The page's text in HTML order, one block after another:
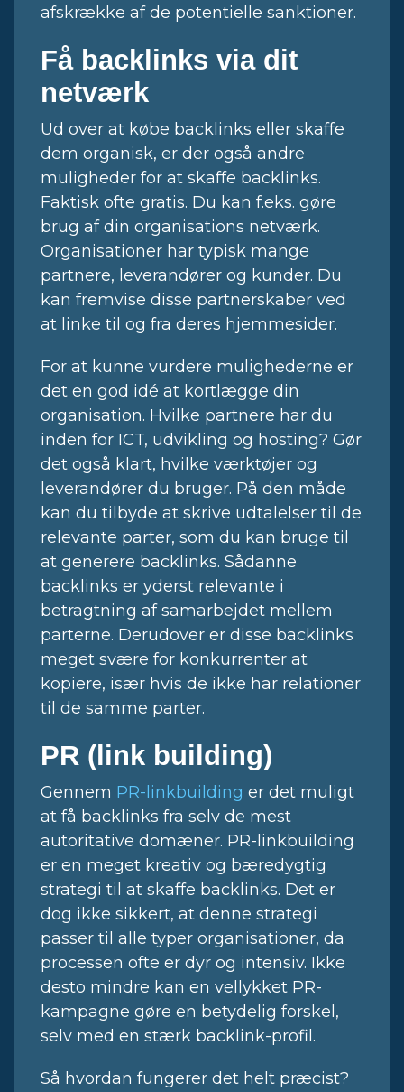
afskrække af de potentielle sanktioner.
Få backlinks via dit
netværk
Ud over at købe backlinks eller skaffe
dem organisk, er der også andre
muligheder for at skaffe backlinks.
Faktisk ofte gratis. Du kan f.eks. gøre
brug af din organisations netværk.
Organisationer har typisk mange
partnere, leverandører og kunder. Du
kan fremvise disse partnerskaber ved
at linke til og fra deres hjemmesider.
For at kunne vurdere mulighederne er
det en god idé at kortlægge din
organisation. Hvilke partnere har du
inden for ICT, udvikling og hosting? Gør
det også klart, hvilke værktøjer og
leverandører du bruger. På den måde
kan du tilbyde at skrive udtalelser til de
relevante parter, som du kan bruge til
at generere backlinks. Sådanne
backlinks er yderst relevante i
betragtning af samarbejdet mellem
parterne. Derudover er disse backlinks
meget svære for konkurrenter at
kopiere, især hvis de ikke har relationer
til de samme parter.
PR (link building)
Gennem PR-linkbuilding er det muligt
at få backlinks fra selv de mest
autoritative domæner. PR-linkbuilding
er en meget kreativ og bæredygtig
strategi til at skaffe backlinks. Det er
dog ikke sikkert, at denne strategi
passer til alle typer organisationer, da
processen ofte er dyr og intensiv. Ikke
desto mindre kan en vellykket PR-
kampagne gøre en betydelig forskel,
selv med en stærk backlink-profil.
Så hvordan fungerer det helt præcist?